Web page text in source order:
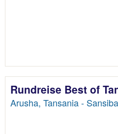
Rundreise Best of
Arusha, Tansania -